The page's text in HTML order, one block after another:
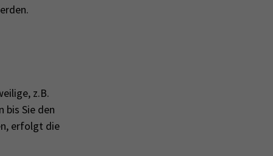
z.B.
bis Sie den
erfolgt die